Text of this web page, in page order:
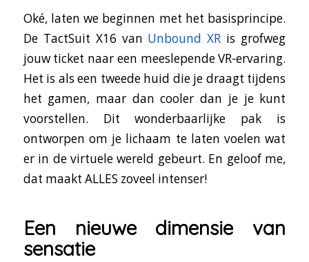
Oké, laten we beginnen met het basisprincipe.
De TactSuit X16 van Unbound XR is grofweg
jouw ticket naar een meeslepende VR-ervaring.
Het is als een tweede huid die je draagt tijdens
het gamen, maar dan cooler dan je je kunt
voorstellen. Dit wonderbaarlijke pak is
ontworpen om je lichaam te laten voelen wat
er in de virtuele wereld gebeurt. En geloof me,
dat maakt ALLES zoveel intenser!
Een nieuwe dimensie van
sensatie